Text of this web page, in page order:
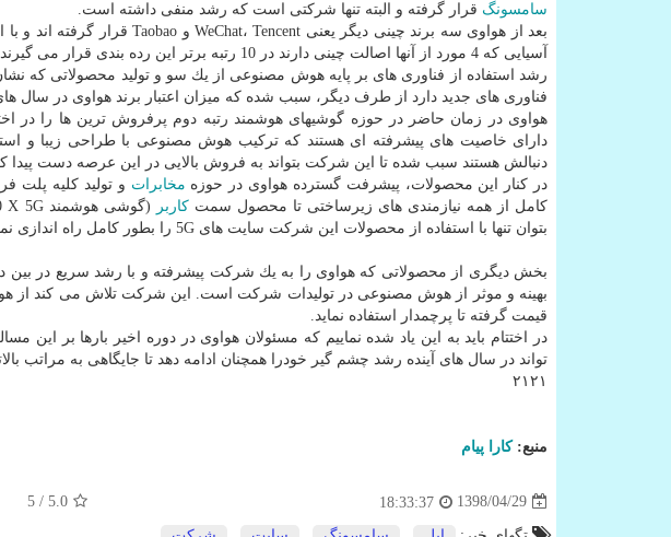
سامسونگ قرار گرفته و البته تنها شركتی است كه رشد منفی داشته است.
آسیایی كه 4 مورد از آنها اصالت چینی دارند در 10 رتبه برتر این رده بندی قرار می گیرند.
رشد استفاده از فناوری های بر پایه هوش مصنوعی از یك سو و تولید محصولاتی كه
فناوری های جدید دارد از طرف دیگر، سبب شده كه میزان اعتبار برند هواوی در سال
دارای خاصیت های پیشرفته ای هستند كه تركیب هوش مصنوعی با طراحی زیبا و
دنبالش هستند سبب شده تا این شركت بتواند به فروش بالایی در این عرصه دست پیدا
در كنار این محصولات، پیشرفت گسترده هواوی در حوزه مخابرات
كامل از همه نیازمندی های زیرساختی تا محصول سمتكاربر
بتوان تنها با استفاده از محصولات این شركت سایت های 5G را بطور كامل راه اندازی نمود.
بخش دیگری از محصولاتی كه هواوی را به یك شركت پیشرفته و با رشد سریع در بین
بهینه و موثر از هوش مصنوعی در تولیدات شركت است. این شركت تلاش می كند از
قیمت گرفته تا پرچمدار استفاده نماید.
در اختتام باید به این یاد شده نماییم كه مسئولان هواوی در دوره اخیر بارها بر این
تواند در سال های آینده رشد چشم گیر خودرا همچنان ادامه دهد تا جایگاهی به مراتب
۲۱۲۱
منبع:كارا پیام
1398/04/29
18:33:37
5.0
/ 5